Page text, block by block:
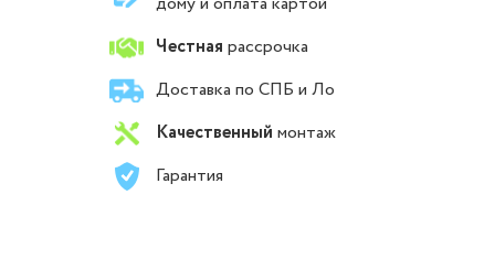
Честная рассрочка
Доставка по СПБ и Ло
Качественный монтаж
Гарантия